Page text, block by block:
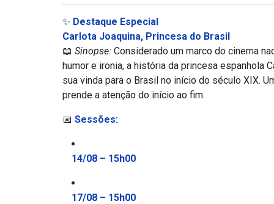
✨ Destaque Especial
Carlota Joaquina, Princesa do Brasil
📖 Sinopse: Considerado um marco do cinema
humor e ironia, a história da princesa espanhola
sua vinda para o Brasil no início do século XIX.
prende a atenção do início ao fim.
📅 Sessões:
14/08 – 15h00
17/08 – 15h00